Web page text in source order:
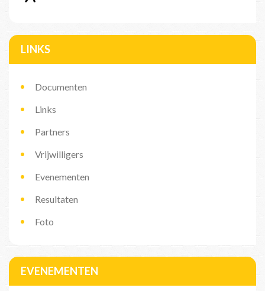
LINKS
Documenten
Links
Partners
Vrijwilligers
Evenementen
Resultaten
Foto
EVENEMENTEN